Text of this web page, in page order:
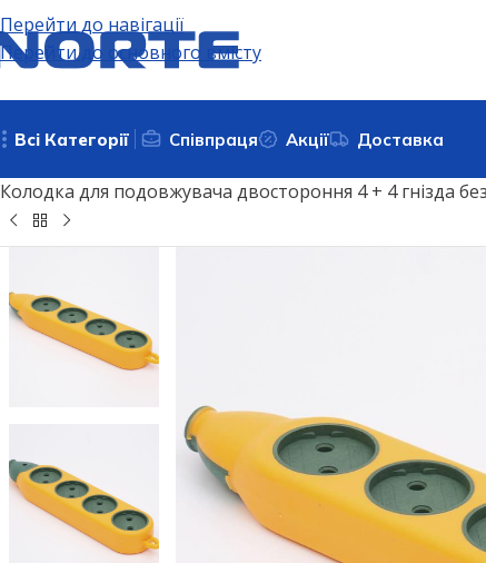
Перейти до навігації
Перейти до основного вмісту
Всі Категорії Співпраця Акції Доставка
Колодка для подовжувача двостороння 4 + 4 гнізда